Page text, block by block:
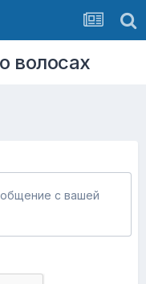
волосах
с вашей